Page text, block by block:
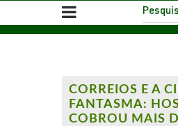
CORREIOS E A
FANTASMA:
COBROU MAIS